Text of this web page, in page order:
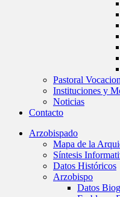
Pastoral
Instituciones y
Noticias
Contacto
Arzobispado
Mapa de la
Síntesis
Datos Históricos
Arzobispo
Datos